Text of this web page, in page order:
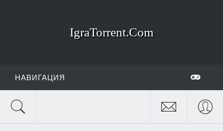
IgraTorrent.Com
НАВИГАЦИЯ